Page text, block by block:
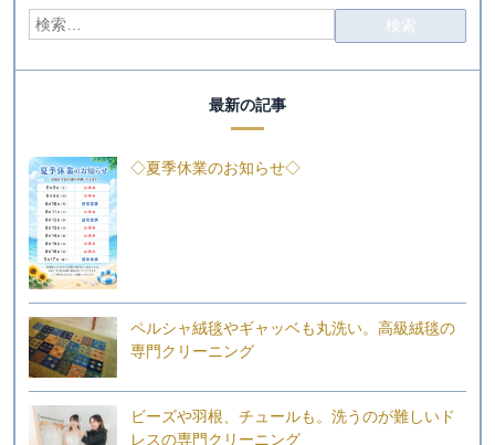
最新の記事
◇夏季休業のお知らせ◇
ペルシャ絨毯やギャッベも丸洗い。高級絨毯の
専門クリーニング
ビーズや羽根、チュールも。洗うのが難しいド
レスの専門クリーニング